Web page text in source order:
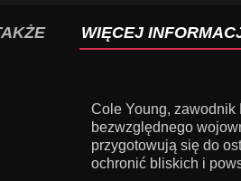
WIĘCEJ
Cole Young, zawodnik
bezwzględnego
przygotowują się do
ochronić bliskich i